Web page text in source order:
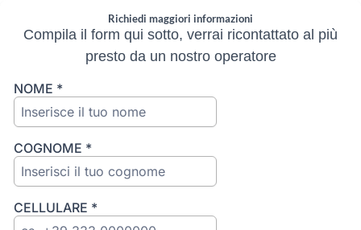
Richiedi maggiori informazioni
Compila il form qui sotto, verrai ricontattato al più
presto da un nostro operatore
NOME *
COGNOME *
CELLULARE *